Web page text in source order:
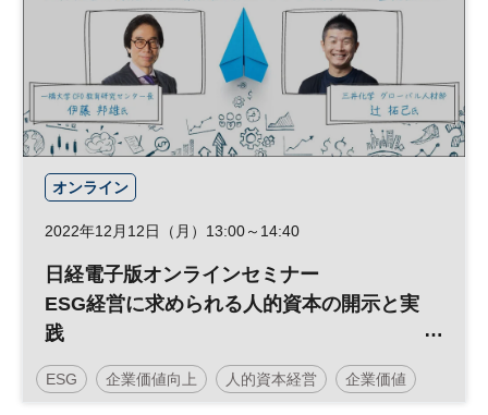
オンライン
2022年12月12日（月）13:00～14:40
日経電子版オンラインセミナー
ESG経営に求められる人的資本の開示と実
践
～人材戦略を持続的な企業価値向上につな
げる新たな経営視点とは～
ESG 企業価値向上 人的資本経営 企業価値